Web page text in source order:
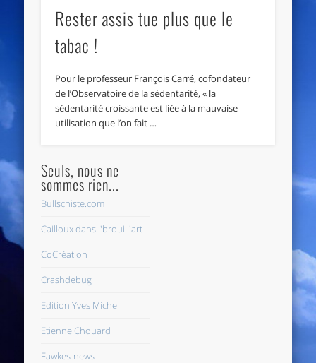
Rester assis tue plus que le
tabac !
Pour le professeur François Carré, cofondateur
de l’Observatoire de la sédentarité, « la
sédentarité croissante est liée à la mauvaise
utilisation que l’on fait …
Seuls, nous ne
sommes rien...
Bullschiste.com
Cailloux dans l'brouill'art
CoCréation
Crashdebug
Edition Yves Michel
Etienne Chouard
Fawkes-news